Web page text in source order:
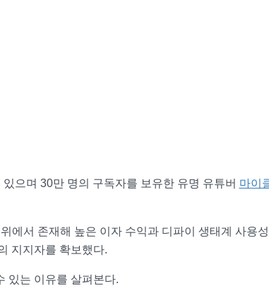
으며 30만 명의 구독자를 보유한 유명 유튜버 마이
에서 존재해 높은 이자 수익과 디파이 생태계 사용
지지자를 확보했다.
있는 이유를 살펴본다.